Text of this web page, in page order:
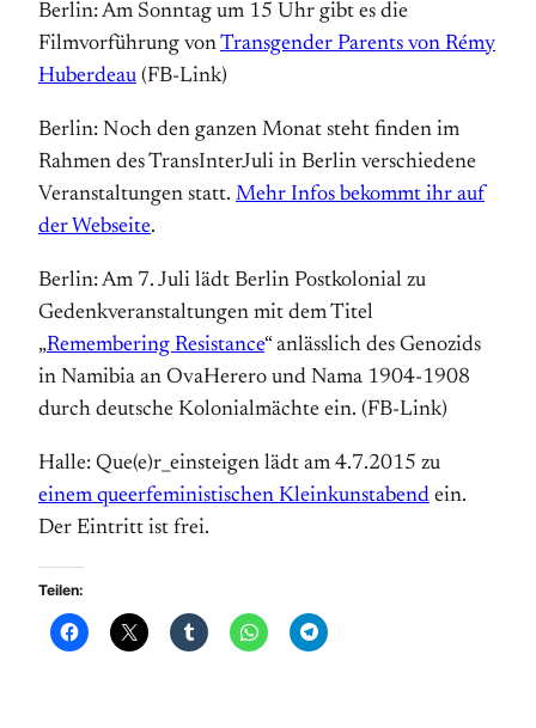
Berlin: Am Sonntag um 15 Uhr gibt es die
Filmvorführung vonTransgender Parents von Rémy
Huberdeau (FB-Link)
Berlin: Noch den ganzen Monat steht finden im
Rahmen des TransInterJuli in Berlin verschiedene
Veranstaltungen statt. Mehr Infos bekommt ihr auf
der Webseite.
Berlin: Am 7. Juli lädt Berlin Postkolonial zu
Gedenkveranstaltungen mit dem Titel
„Remembering Resistance“ anlässlich des Genozids
in Namibia an OvaHerero und Nama 1904-1908
durch deutsche Kolonialmächte ein. (FB-Link)
Halle: Que(e)r_einsteigen lädt am 4.7.2015 zu
einem queerfeministischen Kleinkunstabend ein.
Der Eintritt ist frei.
Teilen: